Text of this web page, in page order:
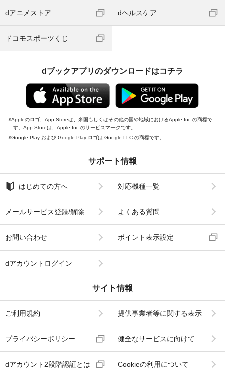
dアニメストア dヘルスケア
ドコモスポーツくじ
dブックアプリのダウンロードはコチラ
Appleのロゴ、App Storeは、米国もしくはその他の国や地域におけるApple Inc.の商標で
す。App Storeは、Apple Inc.のサービスマークです。
Google Play および Google Play ロゴは Google LLC の商標です。
サポート情報
はじめての方へ 対応機種一覧
メールサービス登録/解除 よくある質問
お問い合わせ ポイント表示設定
dアカウントログイン
サイト情報
ご利用規約 提供事業者等に関する表示
プライバシーポリシー 健全なサービスに向けて
dアカウント2段階認証とは Cookieの利用について